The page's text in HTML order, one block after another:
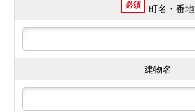
必須 町名・番地
建物名